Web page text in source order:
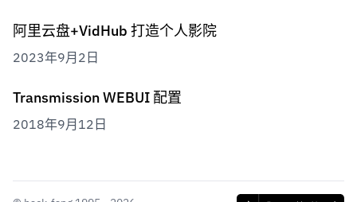
阿里云盘+VidHub 打造个人影院
2023年9月2日
Transmission WEBUI 配置
2018年9月12日